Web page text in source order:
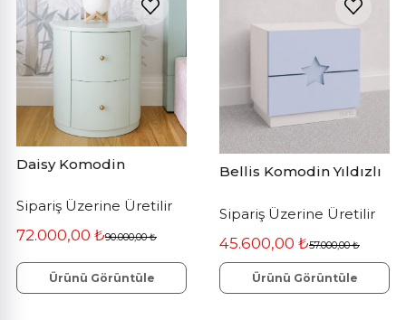
Daisy Komodin
Sipariş Üzerine Üretilir
72.000,00 ₺90.000,00 ₺
Ürünü Görüntüle
Bellis Komodin Yıldızlı
Sipariş Üzerine Üretilir
45.600,00 ₺57.000,00 ₺
Ürünü Görüntüle